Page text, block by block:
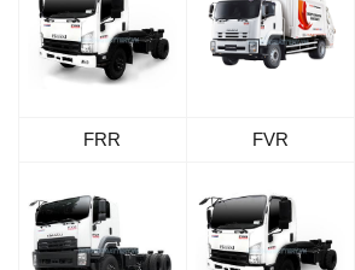
FRR FVR